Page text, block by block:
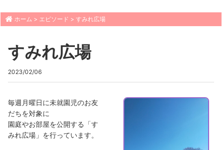
ホーム > エピソード > すみれ広場
すみれ広場
2023/02/06
毎週月曜日に未就園児のお友
だちを対象に
園庭やお部屋を公開する「す
みれ広場」を行っています。